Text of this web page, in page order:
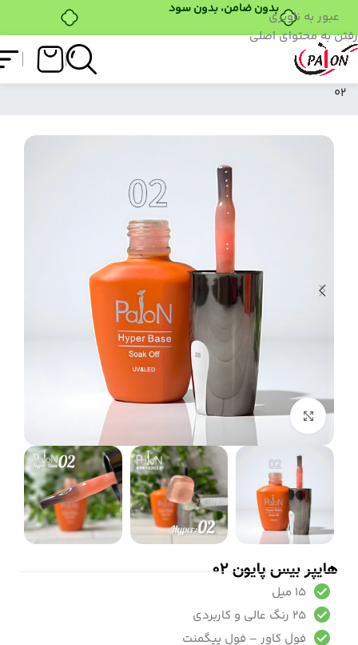
عبور به ناوبری
رفتن به محتوای اصلی
فروشگاه
هایپر بیس پایون
02
بزرگنمایی تصویر
هایپر بیس پایون 02
15 میل
25 رنگ عالی و کاربردی
فول کاور – فول پیگمنت